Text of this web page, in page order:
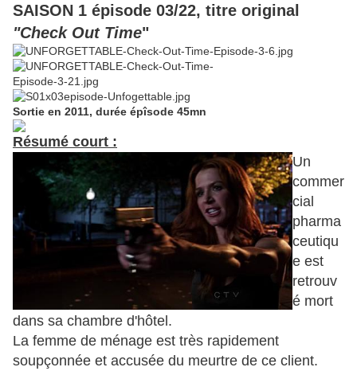
SAISON 1 épisode 03/22, titre original
"Check Out Time"
Sortie en 2011, durée épîsode 45mn
Résumé court :
Un
commer
cial
pharma
ceutiqu
e est
retrouv
é mort
dans sa chambre d'hôtel.
La femme de ménage est très rapidement
soupçonnée et accusée du meurtre de ce client.